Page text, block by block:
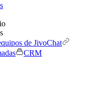
de JivoChat
CRM